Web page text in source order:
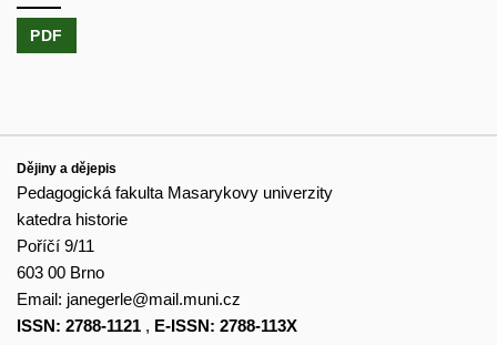
PDF
Dějiny a dějepis
Pedagogická fakulta Masarykovy univerzity
katedra historie
Poříčí 9/11
603 00 Brno
Email: janegerle@mail.muni.cz
ISSN: 2788-1121 , E-ISSN: 2788-113X